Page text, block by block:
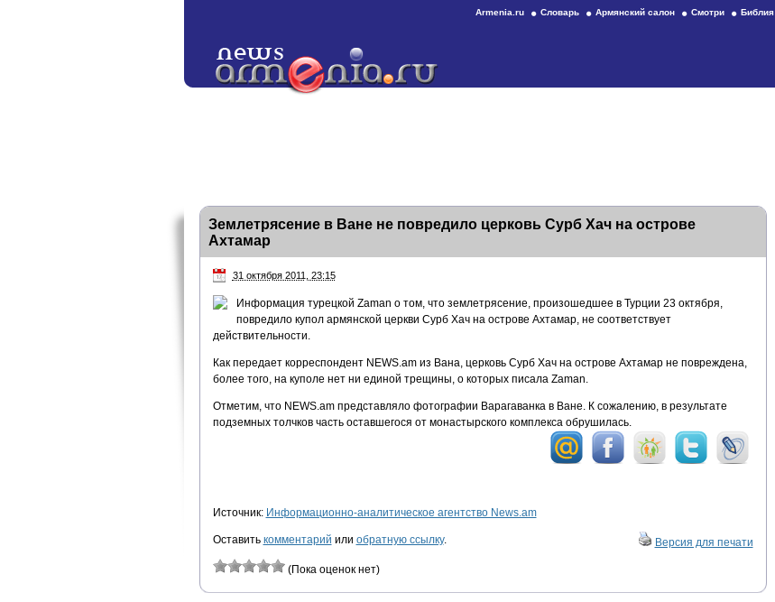
Armenia.ru Словарь Армянский салон Смотри Библия
Землетрясение в Ване не повредило церковь Сурб Хач на острове
Ахтамар
31 октября 2011, 23:15
Информация турецкой Zaman о том, что землетрясение, произошедшее в Турции 23 октября,
повредило купол армянской церкви Сурб Хач на острове Ахтамар, не соответствует
действительности.
Как передает корреспондент NEWS.am из Вана, церковь Сурб Хач на острове Ахтамар не повреждена,
более того, на куполе нет ни единой трещины, о которых писала Zaman.
Отметим, что NEWS.am представляло фотографии Варагаванка в Ване. К сожалению, в результате
подземных толчков часть оставшегося от монастырского комплекса обрушилась.
Источник: Информационно-аналитическое агентство News.am
Оставить комментарий или обратную ссылку. Версия для печати
(Пока оценок нет)